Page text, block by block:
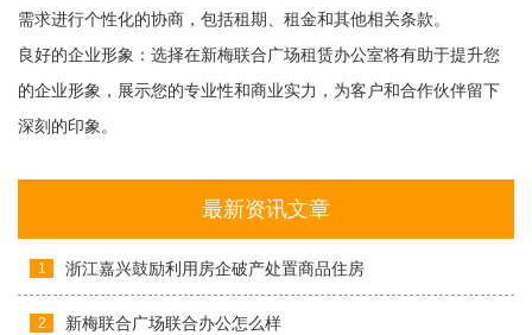
需求进行个性化的协商，包括租期、租金和其他相关条款。
良好的企业形象：选择在新梅联合广场租赁办公室将有助于提升您
的企业形象，展示您的专业性和商业实力，为客户和合作伙伴留下
深刻的印象。
最新资讯文章
1 浙江嘉兴鼓励利用房企破产处置商品住房
2 新梅联合广场联合办公怎么样